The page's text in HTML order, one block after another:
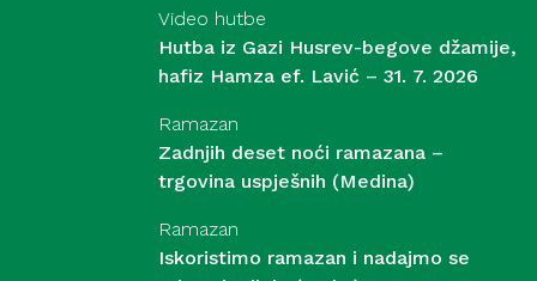
Video hutbe
Hutba iz Gazi Husrev-begove džamije,
hafiz Hamza ef. Lavić – 31. 7. 2026
Ramazan
Zadnjih deset noći ramazana –
trgovina uspješnih (Medina)
Ramazan
Iskoristimo ramazan i nadajmo se